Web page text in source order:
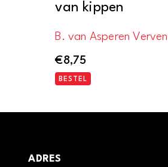
van kippen
B. van Asperen
€8,75
BESTEL
ADRES